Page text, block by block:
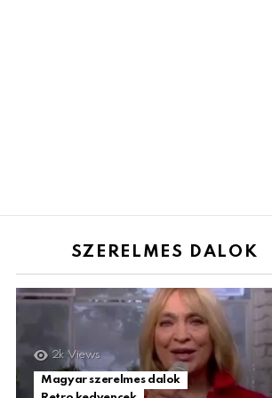
SZERELMES DALOK
2k Views
Magyar szerelmes dalok